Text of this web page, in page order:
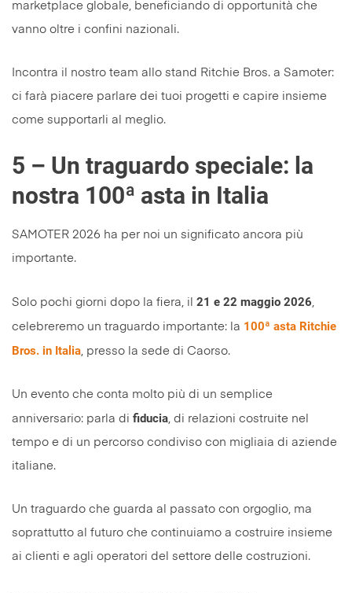
marketplace globale, beneficiando di opportunità che
vanno oltre i confini nazionali.
Incontra il nostro team allo stand Ritchie Bros. a Samoter:
ci farà piacere parlare dei tuoi progetti e capire insieme
come supportarli al meglio.
5 – Un traguardo speciale: la
nostra 100ª asta in Italia
SAMOTER 2026 ha per noi un significato ancora più
importante.
Solo pochi giorni dopo la fiera, il 21 e 22 maggio 2026,
celebreremo un traguardo importante: la 100ª asta Ritchie
Bros. in Italia, presso la sede di Caorso.
Un evento che conta molto più di un semplice
anniversario: parla di fiducia, di relazioni costruite nel
tempo e di un percorso condiviso con migliaia di aziende
italiane.
Un traguardo che guarda al passato con orgoglio, ma
soprattutto al futuro che continuiamo a costruire insieme
ai clienti e agli operatori del settore delle costruzioni.